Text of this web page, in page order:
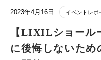
2023年4月16日 イベントレポ
【LIXILショール
に後悔しないた